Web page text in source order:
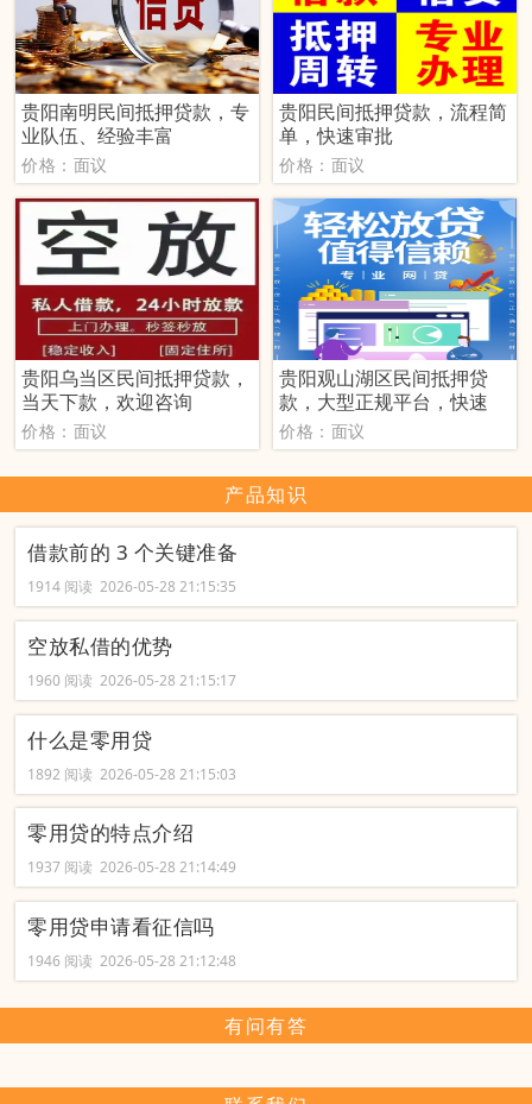
贵阳南明民间抵押贷款，专
业队伍、经验丰富
价格：面议
贵阳民间抵押贷款，流程简
单，快速审批
价格：面议
贵阳乌当区民间抵押贷款，
当天下款，欢迎咨询
价格：面议
贵阳观山湖区民间抵押贷
款，大型正规平台，快速
价格：面议
产品知识
借款前的 3 个关键准备
1914 阅读 2026-05-28 21:15:35
空放私借的优势
1960 阅读 2026-05-28 21:15:17
什么是零用贷
1892 阅读 2026-05-28 21:15:03
零用贷的特点介绍
1937 阅读 2026-05-28 21:14:49
零用贷申请看征信吗
1946 阅读 2026-05-28 21:12:48
有问有答